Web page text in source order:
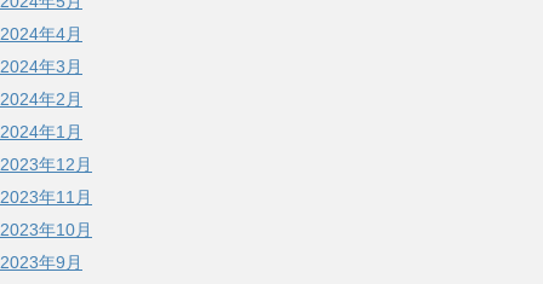
2024年4月
2024年3月
2024年2月
2024年1月
2023年12月
2023年11月
2023年10月
2023年9月